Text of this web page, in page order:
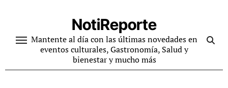
contenido
NotiReporte
Mantente al día con las últimas novedades en
eventos culturales, Gastronomía, Salud y
bienestar y mucho más